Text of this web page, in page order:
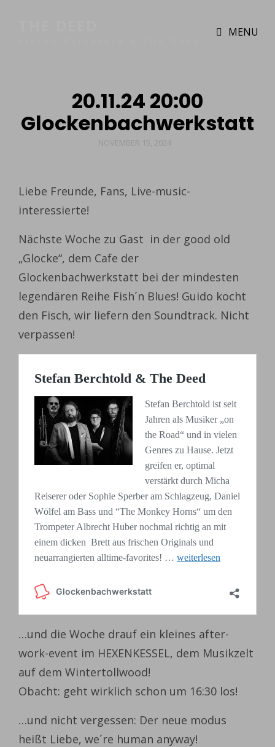
MENU
20.11.24 20:00
Glockenbachwerkstatt
POSTED
NOVEMBER 15, 2024
Liebe Freunde, Fans, Live-music-
interessierte!
Nächste Woche zu Gast in der good old
„Glocke“, dem Cafe der
Glockenbachwerkstatt bei der mindesten
legendären Reihe Fish´n Blues! Guido kocht
den Fisch, wir liefern den Soundtrack. Nicht
verpassen!
…und die Woche drauf ein kleines after-
work-event im HEXENKESSEL, dem Musikzelt
auf dem Wintertollwood!
Obacht: geht wirklich schon um 16:30 los!
…und nicht vergessen: Der neue modus
heißt Liebe, we´re human anyway!